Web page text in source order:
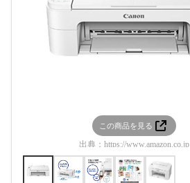
この商品を見る
出典： https://www.amazon.co.jp